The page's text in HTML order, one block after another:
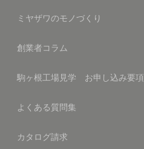
ミヤザワのモノづくり
創業者コラム
駒ヶ根工場見学 お申し込み要項
よくある質問集
カタログ請求